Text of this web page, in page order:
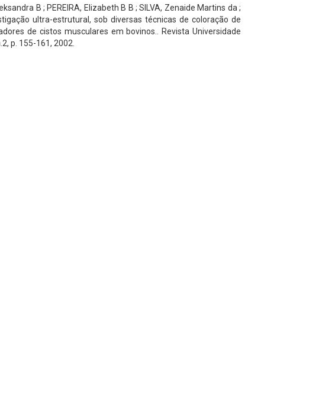
B ; PEREIRA, Elizabeth B B ; SILVA, Zenaide Martins da ;
ultra-estrutural, sob diversas técnicas de coloração de
de cistos musculares em bovinos.. Revista Universidade
p. 155-161, 2002.